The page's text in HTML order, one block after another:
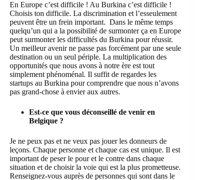
En Europe c’est difficile ! Au Burkina c’est difficile !
Choisis ton difficile. La discrimination et l’esseulement
peuvent être un frein important. Dans le même temps
quelqu’un qui a la possibilité de surmonter ça en Europe
peut surmonter les difficultés du Burkina pour réussir.
Un meilleur avenir ne passe pas forcément par une seule
destination ou un seul périple. La multiplication des
opportunités que nous avons à notre ère est tout
simplement phénoménal. Il suffit de regardes les
startups au Burkina pour comprendre que nous n’avons
pas grand-chose à envier aux autres.
Est-ce que vous déconseillé de venir en
Belgique ?
Je ne peux pas et ne veux pas jouer les donneurs de
leçons. Chaque personne et chaque cas est unique. Il est
important de peser le pour et le contre dans chaque
situation et de choisir la voie qui est la plus prometteuse.
Renseignez-vous auprès de personnes qui sont dans le